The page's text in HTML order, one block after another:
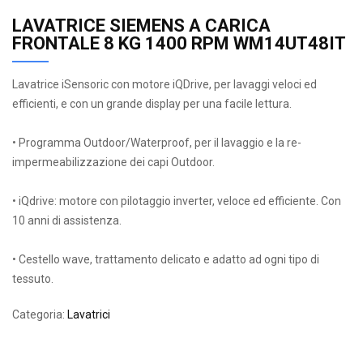
LAVATRICE SIEMENS A CARICA
FRONTALE 8 KG 1400 RPM WM14UT48IT
Lavatrice iSensoric con motore iQDrive, per lavaggi veloci ed
efficienti, e con un grande display per una facile lettura.
• Programma Outdoor/Waterproof, per il lavaggio e la re-
impermeabilizzazione dei capi Outdoor.
• iQdrive: motore con pilotaggio inverter, veloce ed efficiente. Con
10 anni di assistenza.
• Cestello wave, trattamento delicato e adatto ad ogni tipo di
tessuto.
Categoria: Lavatrici